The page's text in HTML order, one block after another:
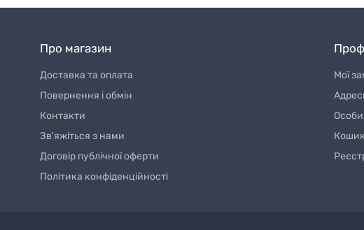
Про магазин
Доставка та оплата
Повернення і обмін
Контакти
Зв'яжіться з нами
Договір публічної оферти
Політика конфіденційності
Мої
Кошик